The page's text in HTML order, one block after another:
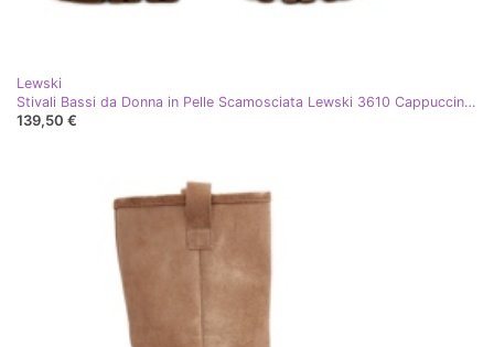
Lewski
Stivali Bassi da Donna in Pelle Scamosciata Lewski 3610 Cappuccino beige
139,50 €